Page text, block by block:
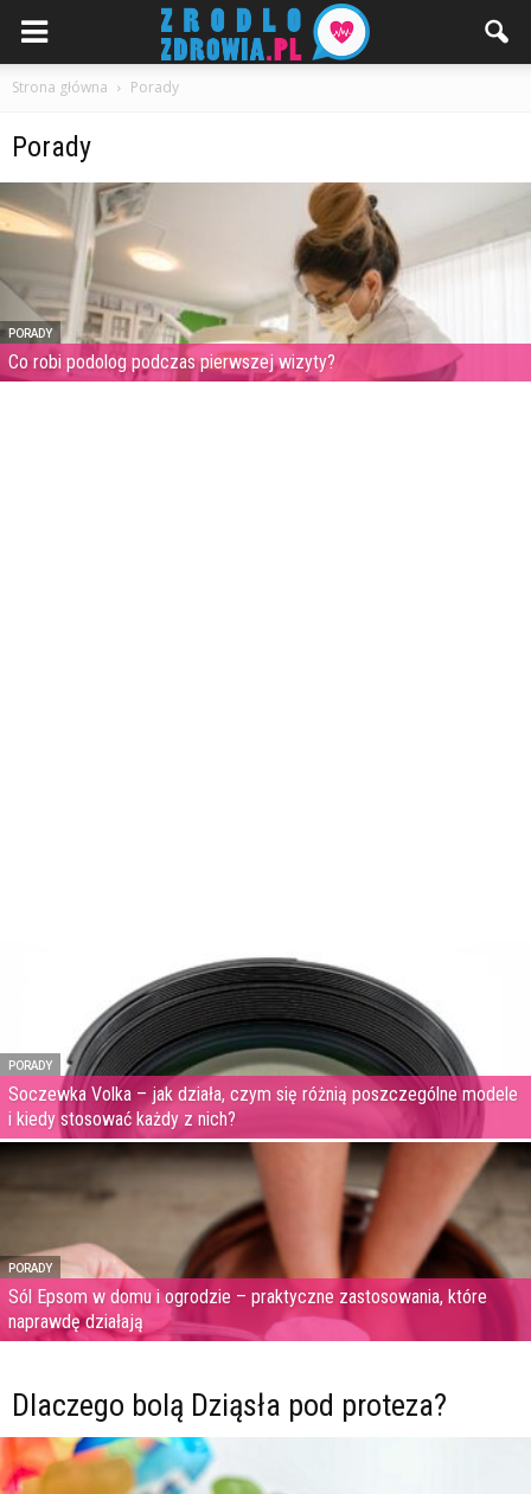
Strona główna Porady
Porady
PORADY
Co robi podolog podczas pierwszej wizyty?
PORADY
Soczewka Volka – jak działa, czym się różnią poszczególne modele
i kiedy stosować każdy z nich?
PORADY
Sól Epsom w domu i ogrodzie – praktyczne zastosowania, które
naprawdę działają
Dlaczego bolą Dziąsła pod proteza?